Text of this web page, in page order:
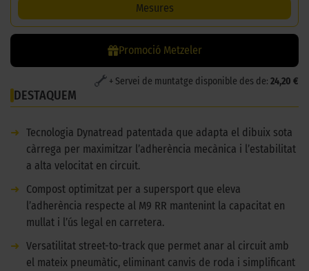
Mesures
Promoció Metzeler
+ Servei de muntatge disponible des de: 24,20 €
DESTAQUEM
➜ Tecnologia Dynatread patentada que adapta el dibuix sota
càrrega per maximitzar l’adherència mecànica i l’estabilitat
a alta velocitat en circuit.
➜
Compost optimitzat per a supersport que eleva
l’adherència respecte al M9 RR mantenint la capacitat en
mullat i l’ús legal en carretera.
➜ Versatilitat street-to-track que permet anar al circuit amb
el mateix pneumàtic, eliminant canvis de roda i simplificant